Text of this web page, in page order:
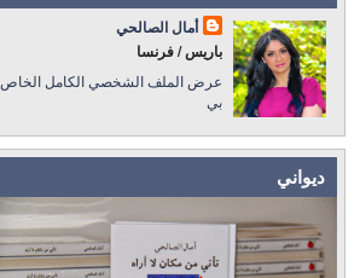
أمال الصالحي
باريس / فرنسا
عرض الملف الشخصي الكامل الخاص
بي
ديواني